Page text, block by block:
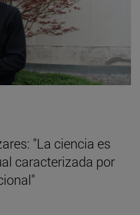
"La ciencia es
caracterizada por